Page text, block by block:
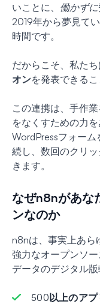
いことに、 働かずに
2019年から夢見て
時間です。
だからこそ、私たち
オンを発表できる
この連携は、手作
をなくすための力
WordPressフォー
続し、数回のクリ
きます。
なぜn8nがあな
ンなのか
n8nは、事実上あら
強力なオープンソ
データのデジタル版
500以上のアプ